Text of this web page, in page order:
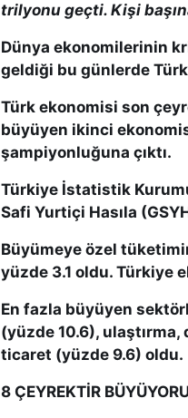
trilyonu geçti. Kişi
Dünya ekonomilerinin
geldiği bu günlerde
Türk ekonomisi son
büyüyen ikinci
şampiyonluğuna çıktı.
Türkiye İstatistik
Safi Yurtiçi Hasıla
Büyümeye özel
yüzde 3.1 oldu. Türkiye
En fazla büyüyen
(yüzde 10.6),
ticaret (yüzde 9.6) oldu.
8 ÇEYREKTİR